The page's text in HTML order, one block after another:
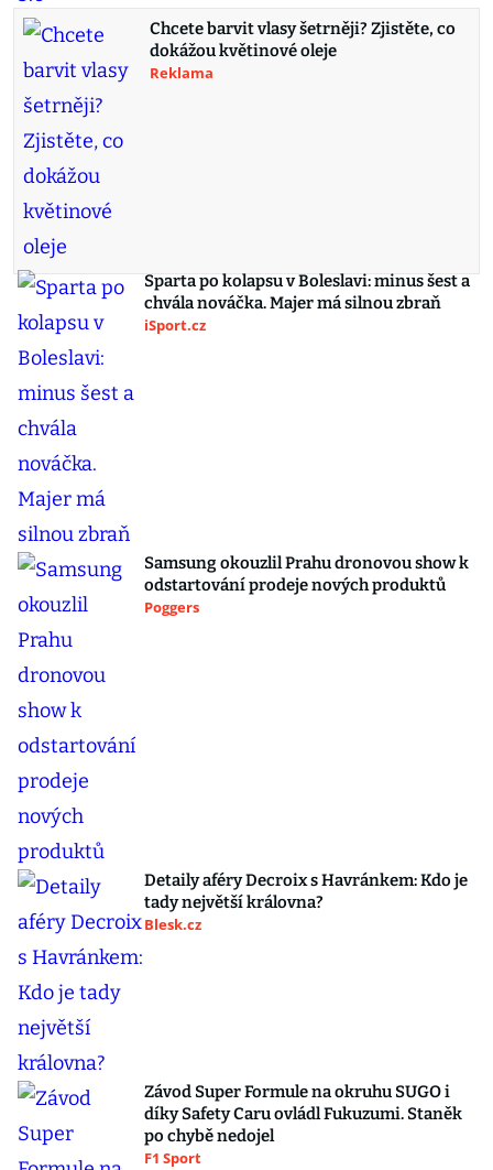
Chcete barvit vlasy šetrněji? Zjistěte, co
dokážou květinové oleje
Reklama
Sparta po kolapsu v Boleslavi: minus šest a
chvála nováčka. Majer má silnou zbraň
iSport.cz
Samsung okouzlil Prahu dronovou show k
odstartování prodeje nových produktů
Poggers
Detaily aféry Decroix s Havránkem: Kdo je
tady největší královna?
Blesk.cz
Závod Super Formule na okruhu SUGO i
díky Safety Caru ovládl Fukuzumi. Staněk
po chybě nedojel
F1 Sport